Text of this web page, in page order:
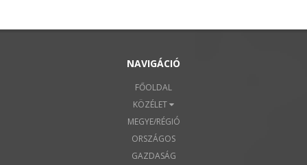
NAVIGÁCIÓ
FŐOLDAL
KÖZÉLET
MEGYE/RÉGIÓ
ORSZÁGOS
GAZDASÁG